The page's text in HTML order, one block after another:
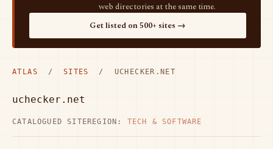
web directories at the same time.
Get listed on 500+ sites →
ATLAS / SITES / UCHECKER.NET
uchecker.net
CATALOGUED SITE REGION: TECH & SOFTWARE